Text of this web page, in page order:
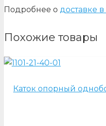
Подробнее о доставке
Похожие товары
Каток опорный